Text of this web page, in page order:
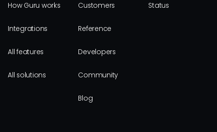
How Guru works
Integrations
All features
All solutions
Customers
Reference
Developers
Community
Blog
Status